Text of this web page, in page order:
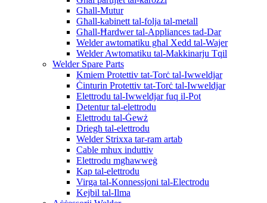
Għall-Mutur
Għall-kabinett tal-folja tal-metall
Għall-Ħardwer tal-Appliances tad-Dar
Welder awtomatiku għal Xedd tal-Wajer
Welder Awtomatiku tal-Makkinarju Tqil
Welder Spare Parts
Kmiem Protettiv tat-Torċ tal-Iwweldjar
Ċinturin Protettiv tat-Torċ tal-Iwweldjar
Elettrodu tal-Iwweldjar fuq il-Pot
Detentur tal-elettrodu
Elettrodu tal-Ġewż
Driegħ tal-elettrodu
Welder Strixxa tar-ram artab
Cable mhux induttiv
Elettrodu mgħawweġ
Kap tal-elettrodu
Virga tal-Konnessjoni tal-Electrodu
Kejbil tal-Ilma